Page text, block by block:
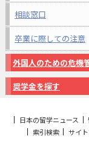
相談窓口
卒業に際しての注意
外国人のための危機
奨学金を探す
日本の留学ニュース
索引検索
サイ